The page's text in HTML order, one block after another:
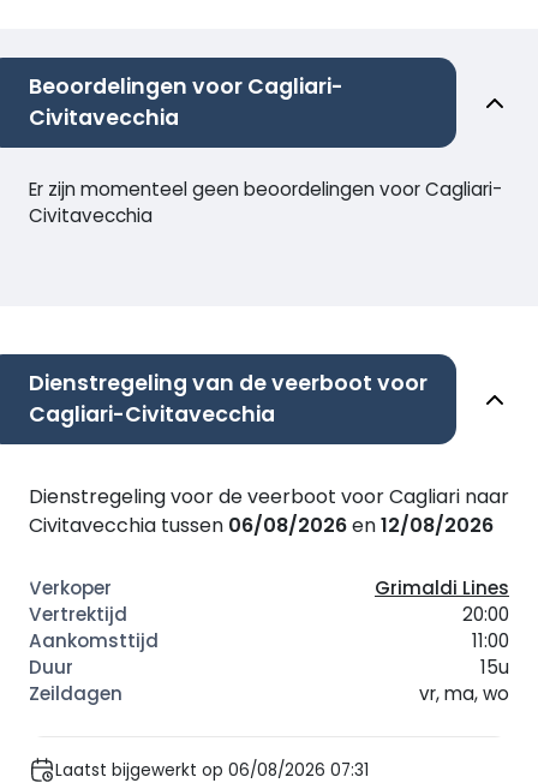
Beoordelingen voor Cagliari-
Civitavecchia
Er zijn momenteel geen beoordelingen voor Cagliari-
Civitavecchia
Dienstregeling van de veerboot voor
Cagliari-Civitavecchia
Dienstregeling voor de veerboot voor Cagliari naar
Civitavecchia tussen 06/08/2026en12/08/2026
Grimaldi Lines
20:00
11:00
15u
vr, ma, wo
Laatst bijgewerkt op 06/08/2026 07:31